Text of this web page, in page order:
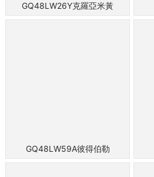
GQ48LW26Y克羅亞米黃
GQ48LW59A彼得伯勒